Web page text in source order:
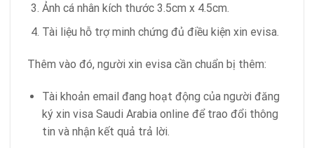
Ảnh cá nhân kích thước 3.5cm x 4.5cm.
Tài liệu hỗ trợ minh chứng đủ điều kiện xin evisa.
Thêm vào đó, người xin evisa cần chuẩn bị thêm:
Tài khoản email đang hoạt động của người đăng
ký xin visa Saudi Arabia online để trao đổi thông
tin và nhận kết quả trả lời.